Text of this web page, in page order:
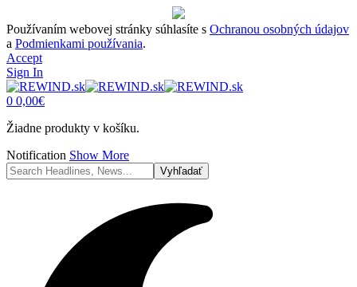
Používaním webovej stránky súhlasíte s Ochranou osobných údajov
a Podmienkami používania.
Accept
Sign In
0 0,00€
Žiadne produkty v košíku.
Notification Show More